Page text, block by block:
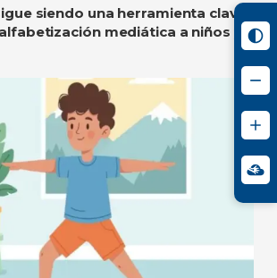
siendo una herramienta clave
mediática a niños y